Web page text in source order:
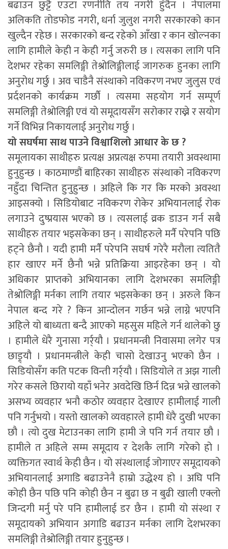
बढाउन छुट्टै एउटा रणनीति तय नगरी हुँदैन । नेपालमा
अलिकति तोडफोड नगरी, धर्ना जुलुश नगरी सरकारको कान
खुल्दैन रहेछ । सरकारको बन्द रहेको आँखा र कान खोल्नका
लागि हामीले केही न केही गर्नु जरुरी छ । त्यसका लागि पनि
देशभर रहेका समलिङ्गी तेश्रोलिङ्गीलाई जागरुक हुनका लागि
अनुरोध गर्छु । अव चाडैनै संस्थाको नविकरण नभए जुलुस एवं
प्रर्दशनको कार्यक्रम गर्छौ । त्यसमा सहयोग गर्न सम्पूर्ण
समलिङ्गी तेश्रोलिङ्गी एवं यो समूदायसँग सरोकार राख्ने र सयोग
गर्ने विभिन्न निकायलाई अनुरोध गर्छु ।
यो सघर्षमा साथ पाउने विश्वाशिलो आधार के छ ?
समूलायका साथीहरु प्रत्यक्ष अप्रत्यक्ष रुपमा तयारी अवस्थामा
हुनुहुन्छ । काठमाण्डौं बाहिरका साथीहरु संस्थाको नविकरण
नहुँदा चिन्तित हुनुहुन्छ । अहिले कि गर कि मरको अवस्था
आइसक्यो । सिडियोबाट नविकरण रोकेर अभियानलाई रोक
लगाउने दुष्प्रयास भएको छ । त्यसलाई व्रक डाउन गर्न सबै
साथीहरु तयार भइसकेका छन् । साथीहरुले मर्नै परेपनि पछि
हट्ने छैनौ । यदी हामी मर्नै परेपनि सघर्ष गरेरै मरौला त्यतितै
हार खाएर मर्ने छैनौ भन्ने प्रतिक्रिया आइरहेका छन् । यो
अधिकार प्राप्तको अभियानका लागि देशभरका समलिङ्गी
तेश्रोलिङ्गी मर्नका लागि तयार भइसकेका छन् । अरुले किन
नेपाल बन्द गरे ? किन आन्दोलन गर्छन भन्ने लाग्ने भएपनि
अहिले यो बाध्यता बन्दै आएको महसुस महिले गर्न थालेको छु
। हामीले धेरै गुनासा गर्र्यौ । प्रधानमन्त्री निवासमा लगेर पत्र
छाड्र्यौ । प्रधानमन्त्रीले केही चासो देखाउनु भएको छैन ।
सिडियोसँग कति पटक विन्ती गर्र्यौ । सिडियोले त अझ गाली
गरेर कसले छिरायो यहाँ भनेर अवदेखि छिर्न दिन्न भन्ने खालको
असभ्य व्यवहार भनौ कठोर व्यवहार देखाएर हामीलाई गाली
पनि गर्नुभयो । यस्तो खालको व्यवहारले हामी धेरै दुखी भएका
छौ । त्यो दुख मेटाउनका लागि हामी जे पनि गर्न तयार छौ ।
हामीले त अहिले सम्म समूदाय र देशकै लागि गरेको हो ।
व्यक्तिगत स्वार्थ केही छैन । यो संस्थालाई जोगाएर समूदायको
अभियानलाई अगाडि बढाउनेनै हाम्रो उद्धेश्य हो । अघि पनि
कोही छैन पछि पनि कोही छैन न बुढा छ न बुढी खाली एक्लो
जिन्दगी मर्नु परे पनि हामीलाई डर छैन । हामी यो संस्था र
समूदायको अभियान अगाडि बढाउन मर्नका लागि देशभरका
समलिङ्गी तेश्रोलिङ्गी तयार हुनुहुन्छ ।